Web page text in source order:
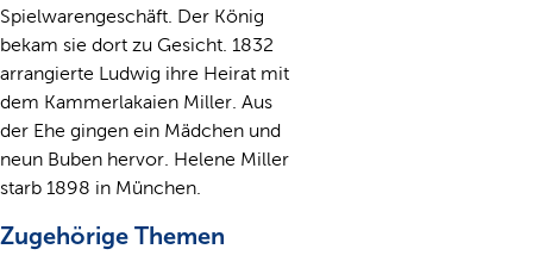
Spielwarengeschäft. Der König
bekam sie dort zu Gesicht. 1832
arrangierte Ludwig ihre Heirat mit
dem Kammerlakaien Miller. Aus
der Ehe gingen ein Mädchen und
neun Buben hervor. Helene Miller
starb 1898 in München.
Zugehörige Themen